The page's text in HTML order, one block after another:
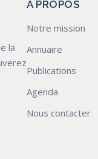
la
A PROPOS
Notre mission
Annuaire
Publications
Agenda
Nous contacter